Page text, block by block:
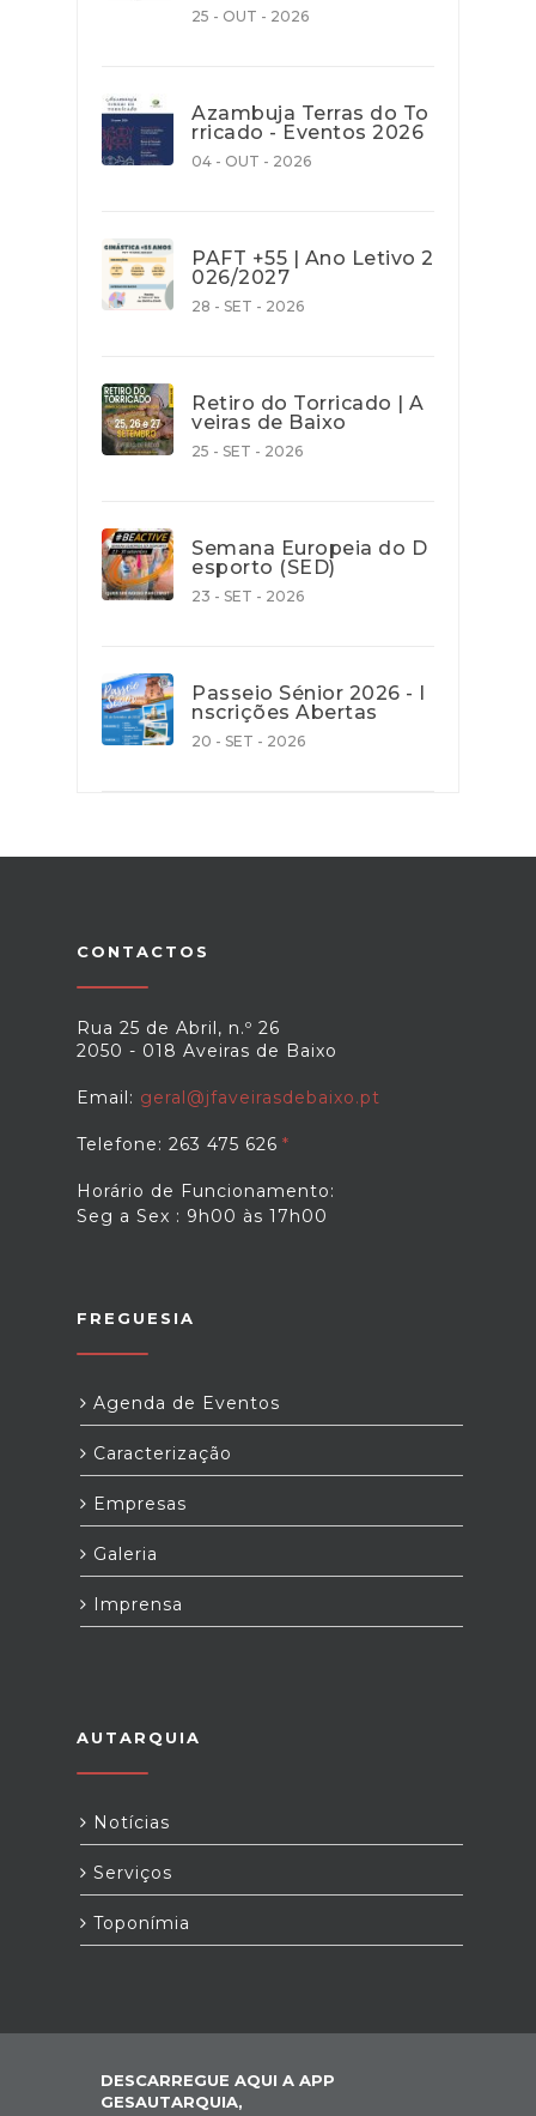
25 - OUT - 2026
Azambuja Terras do To
rricado - Eventos 2026
04 - OUT - 2026
PAFT +55 | Ano Letivo 2
026/2027
28 - SET - 2026
Retiro do Torricado | A
veiras de Baixo
25 - SET - 2026
Semana Europeia do D
esporto (SED)
23 - SET - 2026
Passeio Sénior 2026 - I
nscrições Abertas
20 - SET - 2026
CONTACTOS
Rua 25 de Abril, n.º 26
2050 - 018 Aveiras de Baixo
Email: geral@jfaveirasdebaixo.pt
Telefone: 263 475 626
Horário de Funcionamento:
Seg a Sex : 9h00 às 17h00
FREGUESIA
Agenda de Eventos
Caracterização
Empresas
Galeria
Imprensa
AUTARQUIA
Notícias
Serviços
Toponímia
DESCARREGUE AQUI A APP
GESAUTARQUIA,